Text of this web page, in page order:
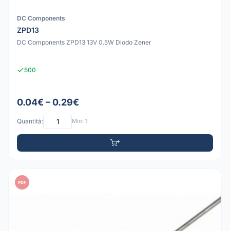
DC Components
ZPD13
DC Components ZPD13 13V 0.5W Diodo Zener
500
0.04€ – 0.29€
Quantità: Min: 1
PDF